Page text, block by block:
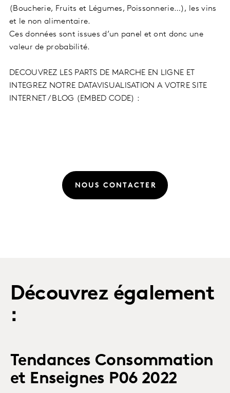
(Boucherie, Fruits et Légumes, Poissonnerie…), les vins
et le non alimentaire.
Ces données sont issues d’un panel et ont donc une
valeur de probabilité.
DECOUVREZ LES PARTS DE MARCHE EN LIGNE ET
INTEGREZ NOTRE DATAVISUALISATION A VOTRE SITE
INTERNET / BLOG (EMBED CODE) :
NOUS CONTACTER
Découvrez également
:
Tendances Consommation
et Enseignes P06 2022